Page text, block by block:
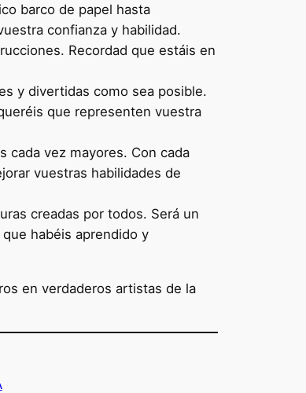
barco de papel hasta
confianza y habilidad.
Recordad que estáis en
y divertidas como sea posible.
que representen vuestra
cada vez mayores. Con cada
vuestras habilidades de
creadas por todos. Será un
habéis aprendido y
en verdaderos artistas de la